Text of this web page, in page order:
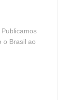
o Brasil ao